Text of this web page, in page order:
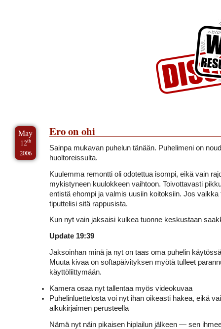
May
12th
2006
Ero on ohi
Sainpa mukavan puhelun tänään. Puhelimeni on
huoltoreissulta.
Kuulemma remontti oli odotettua isompi, eikä vain
mykistyneen kuulokkeen vaihtoon. Toivottavasti
entistä ehompi ja valmis uusiin koitoksiin. Jos vaikka
tiputtelisi sitä rappusista.
Kun nyt vain jaksaisi kulkea tuonne keskustaan
Update 19:39
Jaksoinhan minä ja nyt on taas oma puhelin
Muuta kivaa on softapäivityksen myötä tulleet
käyttöliittymään.
Kamera osaa nyt tallentaa myös videokuvaa
Puhelinluettelosta voi nyt ihan oikeasti hakea, eikä
alkukirjaimen perusteella
Nämä nyt näin pikaisen hiplailun jälkeen — sen